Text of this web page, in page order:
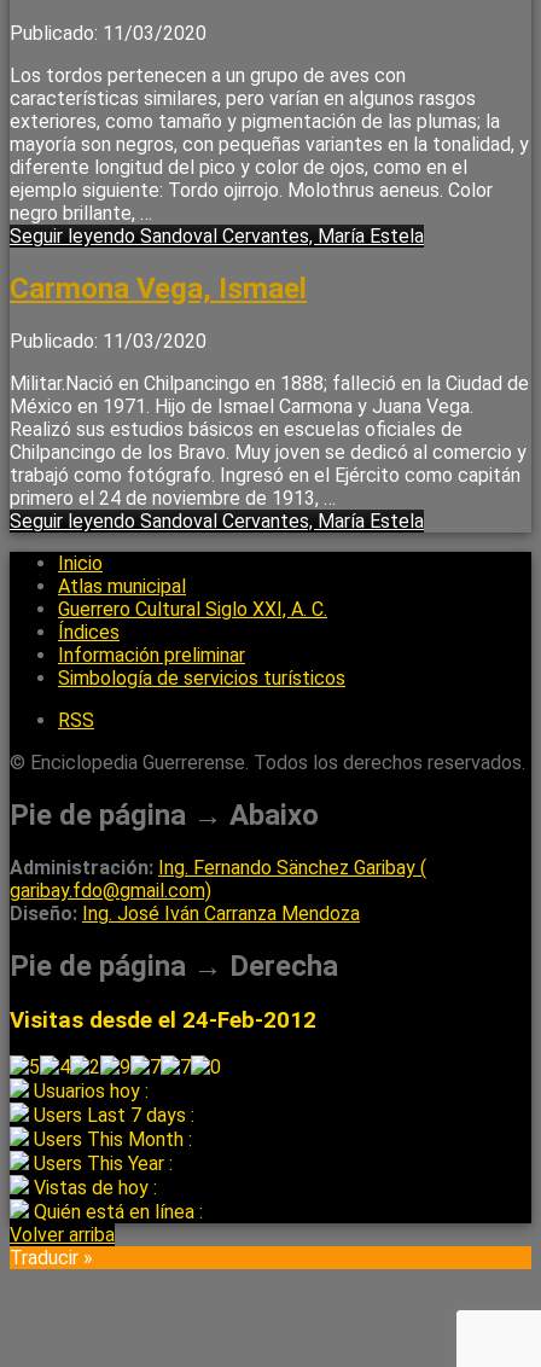
Publicado: 11/03/2020
Los tordos pertenecen a un grupo de aves con
características similares, pero varían en algunos rasgos
exteriores, como tamaño y pigmentación de las plumas; la
mayoría son negros, con pequeñas variantes en la tonalidad, y
diferente longitud del pico y color de ojos, como en el
ejemplo siguiente: Tordo ojirrojo. Molothrus aeneus. Color
negro brillante, …
Seguir leyendo Sandoval Cervantes, María Estela
Carmona Vega, Ismael
Publicado: 11/03/2020
Militar.Nació en Chilpancingo en 1888; falleció en la Ciudad de
México en 1971. Hijo de Ismael Carmona y Juana Vega.
Realizó sus estudios básicos en escuelas oficiales de
Chilpancingo de los Bravo. Muy joven se dedicó al comercio y
trabajó como fotógrafo. Ingresó en el Ejército como capitán
primero el 24 de noviembre de 1913, …
Seguir leyendo Sandoval Cervantes, María Estela
Inicio
Atlas municipal
Guerrero Cultural Siglo XXI, A. C.
Índices
Información preliminar
Simbología de servicios turísticos
RSS
© Enciclopedia Guerrerense. Todos los derechos reservados.
Pie de página → Abaixo
Administración: Ing. Fernando Sänchez Garibay (
garibay.fdo@gmail.com)
Diseño: Ing. José Iván Carranza Mendoza
Pie de página → Derecha
Visitas desde el 24-Feb-2012
Usuarios hoy :
Users Last 7 days :
Users This Month :
Users This Year :
Vistas de hoy :
Quién está en línea :
Volver arriba
Traducir »